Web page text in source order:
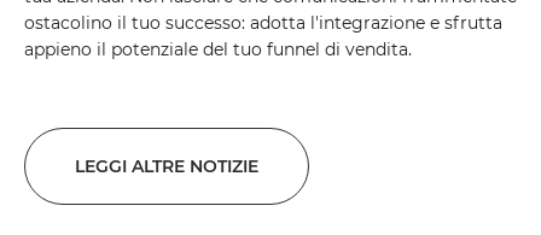
ostacolino il tuo successo: adotta l'integrazione e sfrutta
appieno il potenziale del tuo funnel di vendita.
LEGGI ALTRE NOTIZIE